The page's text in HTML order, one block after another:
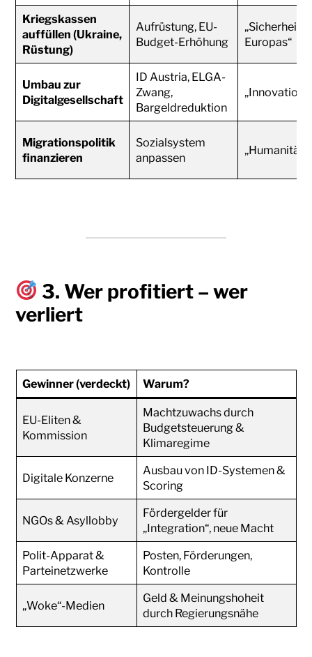
Kriegskassen
auffüllen (Ukraine,
Rüstung)
Aufrüstung, EU-
Budget-Erhöhung
„Sicherheit
Europas“
Umbau zur
Digitalgesellschaft
ID Austria, ELGA-
Zwang,
Bargeldreduktion
„Innovation“
Migrationspolitik
finanzieren
Sozialsystem
anpassen
„Humanität“
3. Wer profitiert – wer
verliert
Gewinner (verdeckt) Warum?
EU-Eliten &
Kommission
Machtzuwachs durch
Budgetsteuerung &
Klimaregime
Digitale Konzerne
Ausbau von ID-Systemen &
Scoring
NGOs & Asyllobby
Fördergelder für
„Integration“, neue Macht
Polit-Apparat &
Parteinetzwerke
Posten, Förderungen,
Kontrolle
„Woke“-Medien
Geld & Meinungshoheit
durch Regierungsnähe